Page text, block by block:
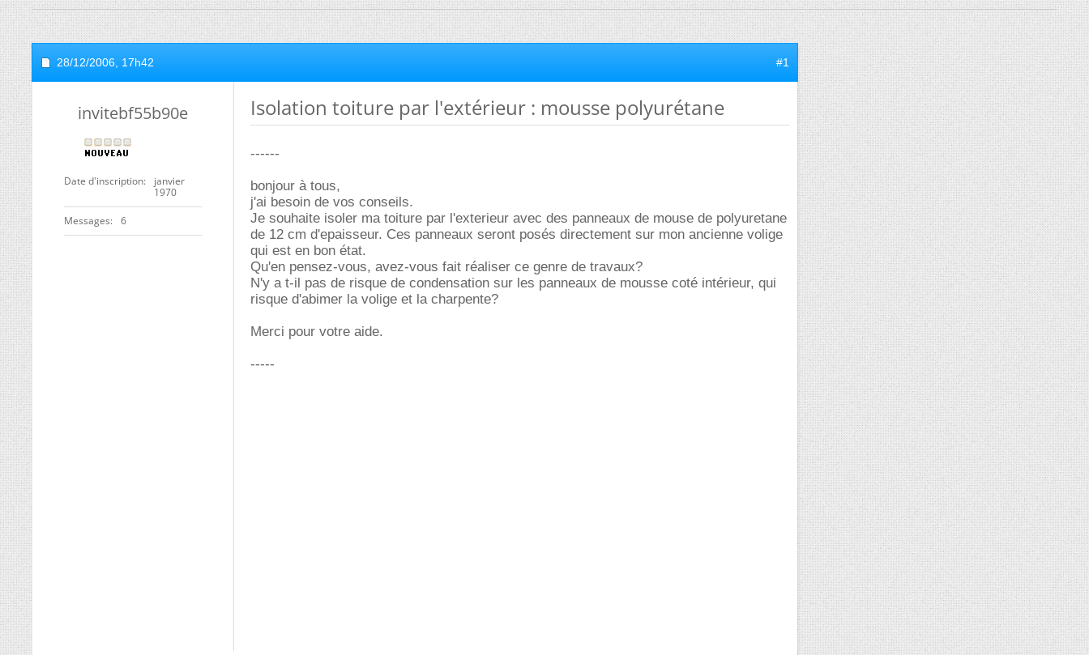
28/12/2006, 17h42 #1
invitebf55b90e
Date d'inscription
janvier
1970
Messages 6
Isolation toiture par l'extérieur : mousse polyurétane
------
bonjour à tous,
j'ai besoin de vos conseils.
Je souhaite isoler ma toiture par l'exterieur avec des panneaux de mouse de polyuretane
de 12 cm d'epaisseur. Ces panneaux seront posés directement sur mon ancienne volige
qui est en bon état.
Qu'en pensez-vous, avez-vous fait réaliser ce genre de travaux?
N'y a t-il pas de risque de condensation sur les panneaux de mousse coté intérieur, qui
risque d'abimer la volige et la charpente?
Merci pour votre aide.
-----